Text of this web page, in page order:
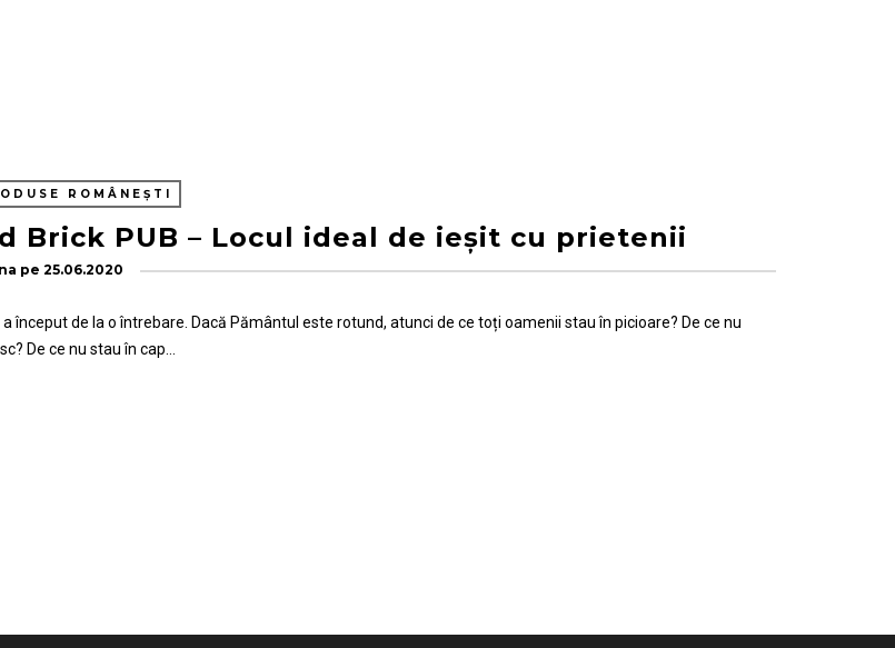
ROMÂNEȘTI
Brick PUB – Locul ideal de ieșit cu prietenii
pe 25.06.2020
început de la o întrebare. Dacă Pământul este rotund, atunci de ce toți oamenii stau în picioare? De ce nu
De ce nu stau în cap…